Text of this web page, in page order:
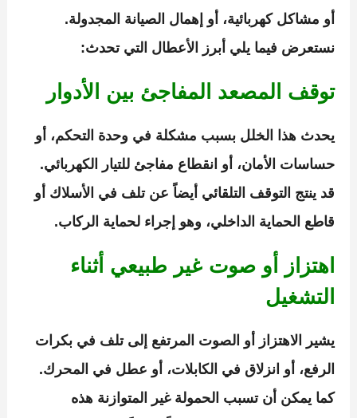
أو مشاكل كهربائية، أو إهمال الصيانة المجدولة.
نستعرض فيما يلي أبرز الأعطال التي تحدث:
توقف المصعد المفاجئ بين الأدوار
يحدث هذا الخلل بسبب مشكلة في وحدة التحكم، أو
حساسات الأمان، أو انقطاع مفاجئ للتيار الكهربائي.
قد ينتج التوقف التلقائي أيضاً عن تلف في الأسلاك أو
قاطع الحماية الداخلي، وهو إجراء لحماية الركاب.
اهتزاز أو صوت غير طبيعي أثناء
التشغيل
يشير الاهتزاز أو الصوت المرتفع إلى تلف في بكرات
الرفع، أو انزلاق في الكابلات، أو عطل في المحرك.
كما يمكن أن تسبب الحمولة غير المتوازنة هذه